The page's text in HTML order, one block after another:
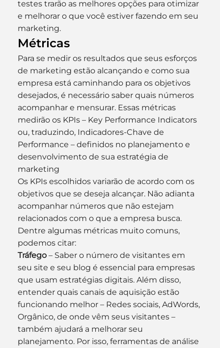
testes trarão as melhores opções para otimizar
e melhorar o que você estiver fazendo em seu
marketing.
Métricas
Para se medir os resultados que seus esforços
de marketing estão alcançando e como sua
empresa está caminhando para os objetivos
desejados, é necessário saber quais números
acompanhar e mensurar. Essas métricas
medirão os KPIs – Key Performance Indicators
ou, traduzindo, Indicadores-Chave de
Performance – definidos no planejamento e
desenvolvimento de sua estratégia de
marketing
Os KPIs escolhidos variarão de acordo com os
objetivos que se deseja alcançar. Não adianta
acompanhar números que não estejam
relacionados com o que a empresa busca.
Dentre algumas métricas muito comuns,
podemos citar:
Tráfego – Saber o número de visitantes em
seu site e seu blog é essencial para empresas
que usam estratégias digitais. Além disso,
entender quais canais de aquisição estão
funcionando melhor – Redes sociais, AdWords,
Orgânico, de onde vêm seus visitantes –
também ajudará a melhorar seu
planejamento. Por isso, ferramentas de análise